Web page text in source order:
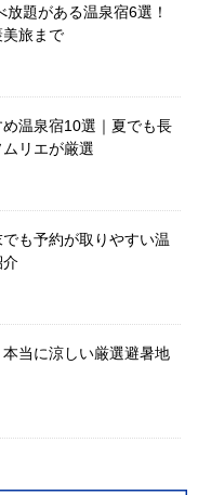
放題がある温泉宿6選！
旅まで
温泉宿10選｜夏でも長
リエが厳選
も予約が取りやすい温
介
本当に涼しい厳選避暑地